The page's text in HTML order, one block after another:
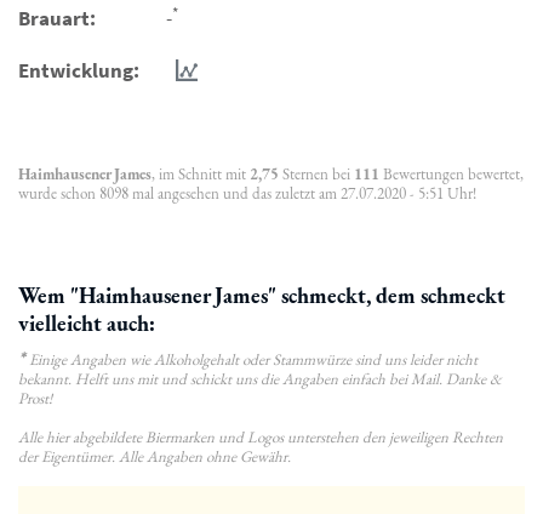
Brauart:
-*
Entwicklung:
Haimhausener James, im Schnitt mit 2,75 Sternen bei 111 Bewertungen bewertet,
wurde schon 8098 mal angesehen und das zuletzt am 27.07.2020 - 5:51 Uhr!
Wem "Haimhausener James" schmeckt, dem schmeckt
vielleicht auch:
*Einige Angaben wie Alkoholgehalt oder Stammwürze sind uns leider nicht
bekannt. Helft uns mit und schickt uns die Angaben einfach bei Mail. Danke &
Prost!
Alle hier abgebildete Biermarken und Logos unterstehen den jeweiligen Rechten
der Eigentümer. Alle Angaben ohne Gewähr.